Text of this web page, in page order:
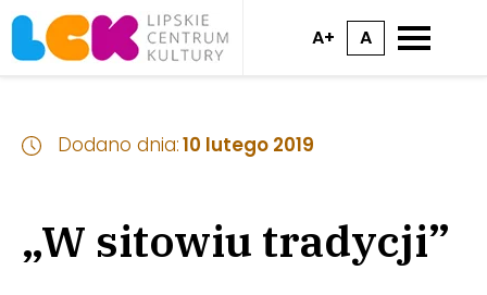
A+ A
Dodano dnia:10 lutego 2019
„W sitowiu tradycji”